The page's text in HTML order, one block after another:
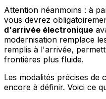
Attention néanmoins : à
vous devrez
d'arrivée électronique
modernisation remplace
remplis à l'arrivée,
frontières plus fluide.
Les modalités précises de
encore à définir. Voici ce